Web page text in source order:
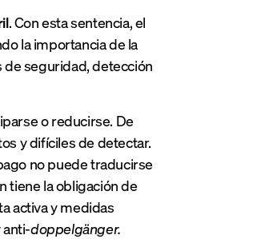
. Con esta sentencia, el
la importancia de la
de seguridad, detección
o reducirse. De
y difíciles de detectar.
no puede traducirse
tiene la obligación de
activa y medidas
anti-doppelgänger.